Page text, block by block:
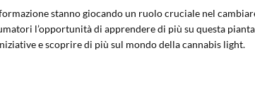
stanno giocando un ruolo cruciale nel
l’opportunità di apprendere di più su questa
e scoprire di più sul mondo della cannabis light.